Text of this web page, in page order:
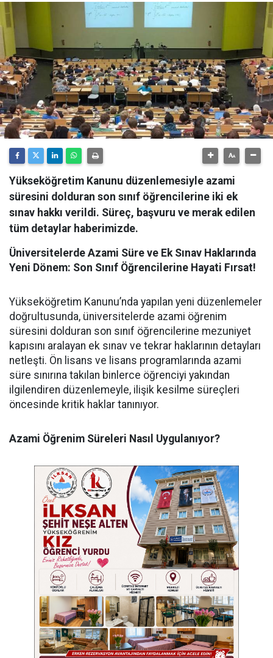
Yükseköğretim Kanunu düzenlemesiyle azami
süresini dolduran son sınıf öğrencilerine iki ek
sınav hakkı verildi. Süreç, başvuru ve merak edilen
tüm detaylar haberimizde.
Üniversitelerde Azami Süre ve Ek Sınav Haklarında
Yeni Dönem: Son Sınıf Öğrencilerine Hayati Fırsat!
​Yükseköğretim Kanunu’nda yapılan yeni düzenlemeler
doğrultusunda, üniversitelerde azami öğrenim
süresini dolduran son sınıf öğrencilerine mezuniyet
kapısını aralayan ek sınav ve tekrar haklarının detayları
netleşti. Ön lisans ve lisans programlarında azami
süre sınırına takılan binlerce öğrenciyi yakından
ilgilendiren düzenlemeyle, ilişik kesilme süreçleri
öncesinde kritik haklar tanınıyor.
Azami Öğrenim Süreleri Nasıl Uygulanıyor?